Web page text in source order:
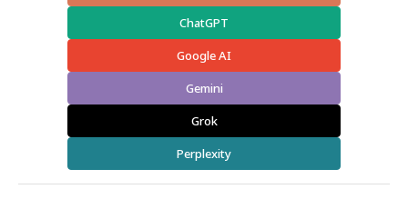
ChatGPT
Google AI
Gemini
Grok
Perplexity